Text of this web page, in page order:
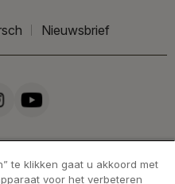
Nieuwsbrief
te klikken gaat u akkoord met
voor het verbeteren